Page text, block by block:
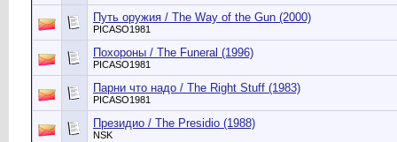
Путь оружия / The Way of the Gun (2000)
PICASO1981
Похороны / The Funeral (1996)
PICASO1981
Парни что надо / The Right Stuff (1983)
PICASO1981
Президио / The Presidio (1988)
NSK